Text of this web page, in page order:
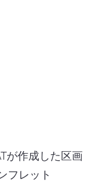
が作成した区画
フレット